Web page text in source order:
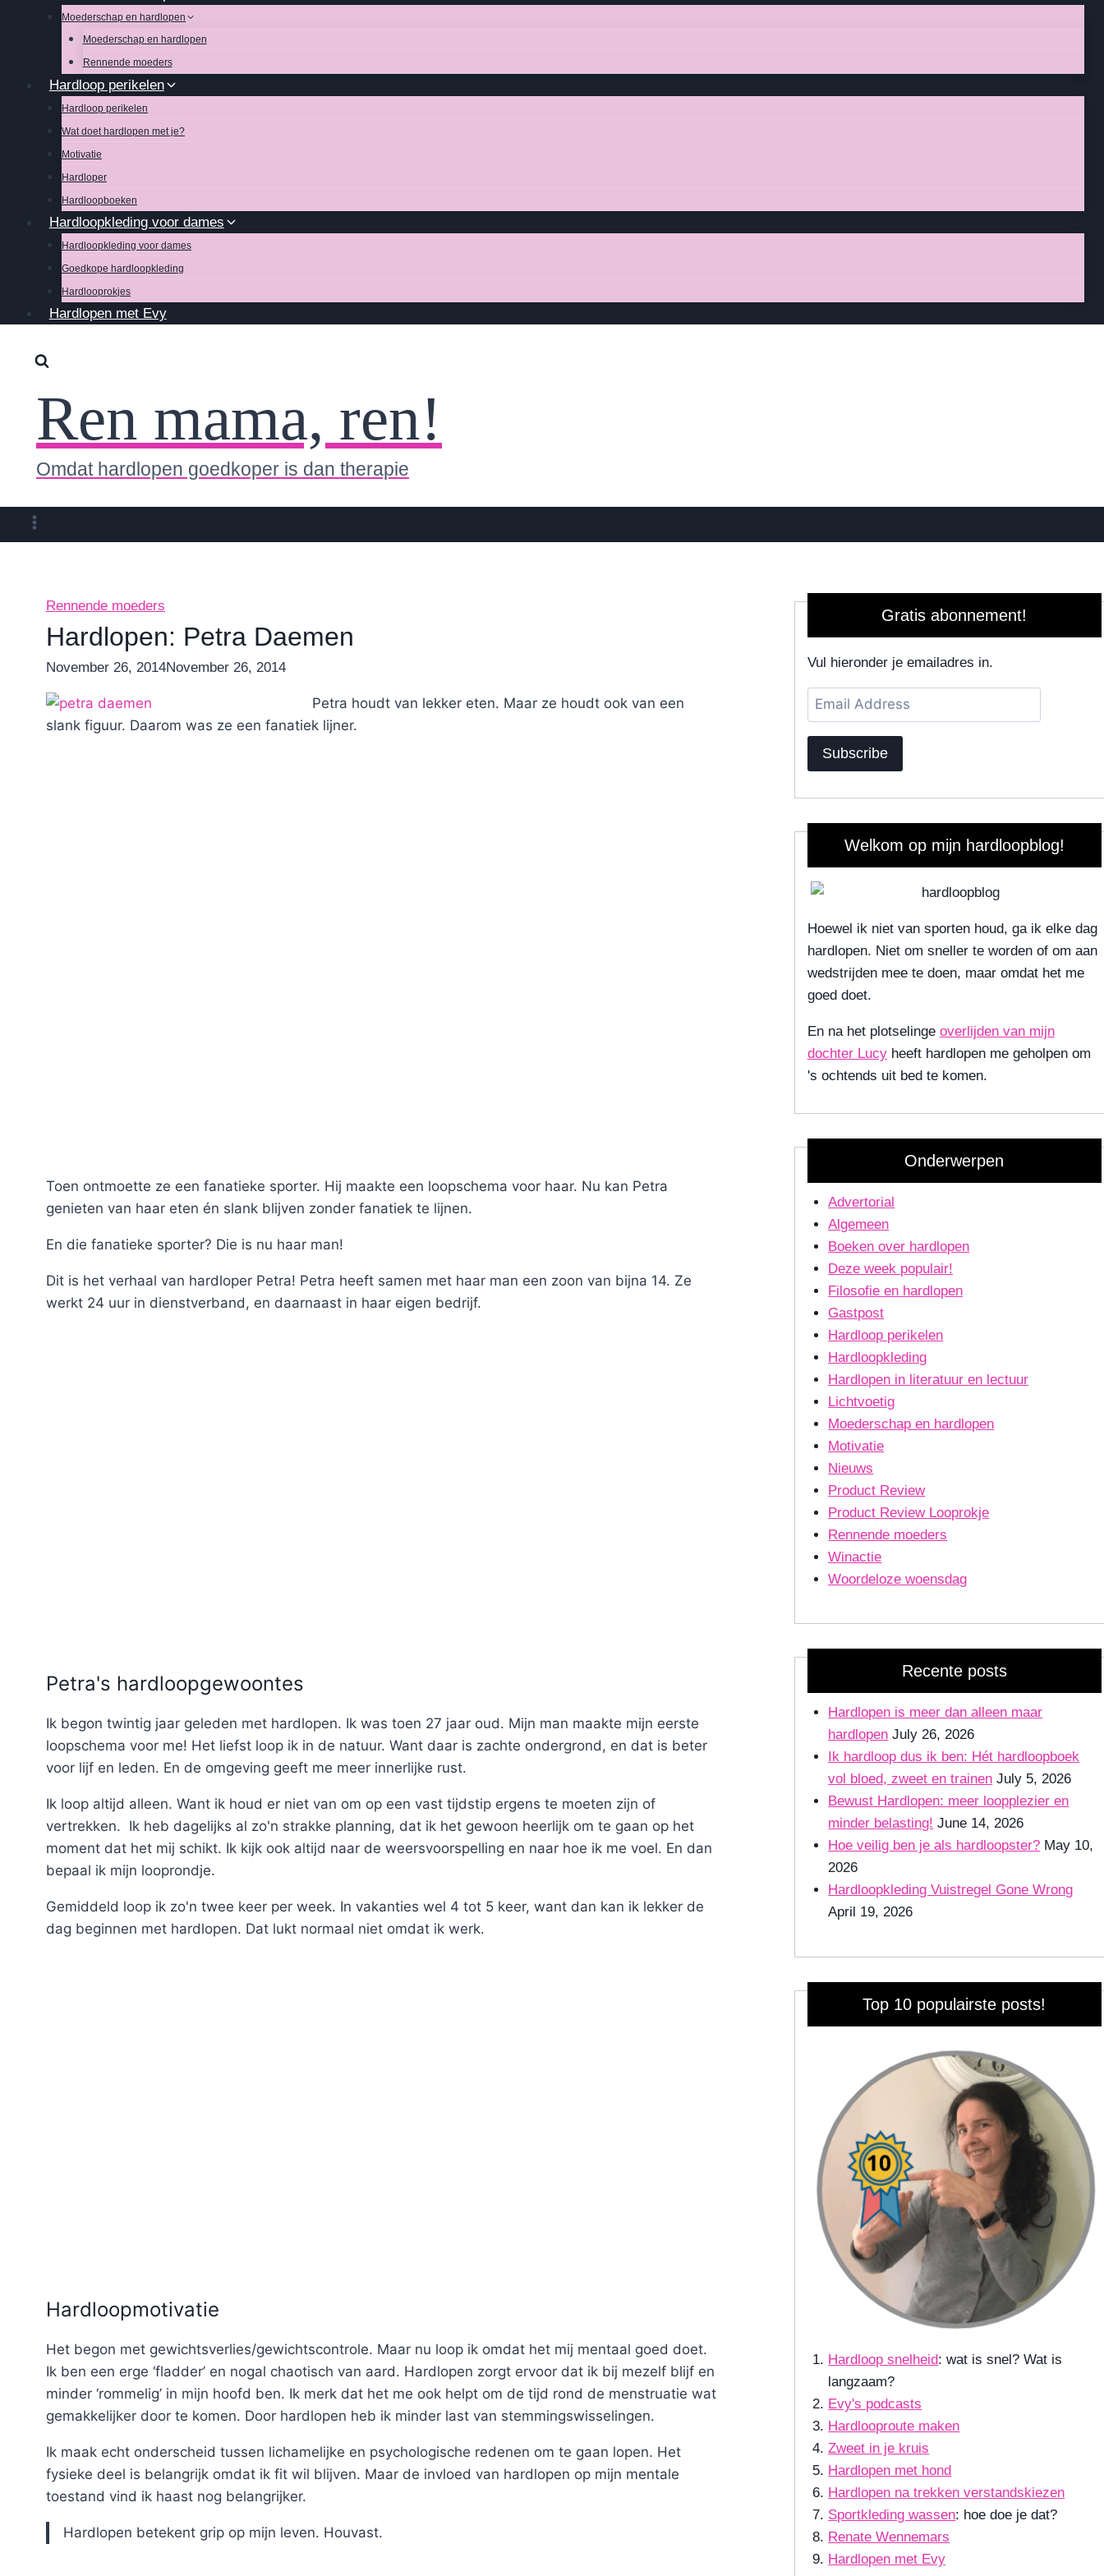
Moederschap en hardlopen
Moederschap en hardlopen
Rennende moeders
Hardloop perikelen
Hardloop perikelen
Wat doet hardlopen met je?
Motivatie
Hardloper
Hardloopboeken
Hardloopkleding voor dames
Hardloopkleding voor dames
Goedkope hardloopkleding
Hardlooprokjes
Hardlopen met Evy
Ren mama, ren!
Omdat hardlopen goedkoper is dan therapie
Rennende moeders
Hardlopen: Petra Daemen
ByNicole
November 26, 2014November 26, 2014
Petra houdt van lekker eten. Maar ze houdt ook van een
slank figuur. Daarom was ze een fanatiek lijner.
Toen ontmoette ze een fanatieke sporter. Hij maakte een loopschema voor haar. Nu kan Petra
genieten van haar eten én slank blijven zonder fanatiek te lijnen.
En die fanatieke sporter? Die is nu haar man!
Dit is het verhaal van hardloper Petra! Petra heeft samen met haar man een zoon van bijna 14. Ze
werkt 24 uur in dienstverband, en daarnaast in haar eigen bedrijf.
Petra's hardloopgewoontes
Ik begon twintig jaar geleden met hardlopen. Ik was toen 27 jaar oud. Mijn man maakte mijn eerste
loopschema voor me! Het liefst loop ik in de natuur. Want daar is zachte ondergrond, en dat is beter
voor lijf en leden. En de omgeving geeft me meer innerlijke rust.
Ik loop altijd alleen. Want ik houd er niet van om op een vast tijdstip ergens te moeten zijn of
vertrekken. Ik heb dagelijks al zo'n strakke planning, dat ik het gewoon heerlijk om te gaan op het
moment dat het mij schikt. Ik kijk ook altijd naar de weersvoorspelling en naar hoe ik me voel. En dan
bepaal ik mijn looprondje.
Gemiddeld loop ik zo'n twee keer per week. In vakanties wel 4 tot 5 keer, want dan kan ik lekker de
dag beginnen met hardlopen. Dat lukt normaal niet omdat ik werk.
Hardloopmotivatie
Het begon met gewichtsverlies/gewichtscontrole. Maar nu loop ik omdat het mij mentaal goed doet.
Ik ben een erge ‘fladder’ en nogal chaotisch van aard. Hardlopen zorgt ervoor dat ik bij mezelf blijf en
minder ‘rommelig’ in mijn hoofd ben. Ik merk dat het me ook helpt om de tijd rond de menstruatie wat
gemakkelijker door te komen. Door hardlopen heb ik minder last van stemmingswisselingen.
Ik maak echt onderscheid tussen lichamelijke en psychologische redenen om te gaan lopen. Het
fysieke deel is belangrijk omdat ik fit wil blijven. Maar de invloed van hardlopen op mijn mentale
toestand vind ik haast nog belangrijker.
Hardlopen betekent grip op mijn leven. Houvast.
Gratis abonnement!
Vul hieronder je emailadres in.
Email
Address
Subscribe
Welkom op mijn hardloopblog!
Hoewel ik niet van sporten houd, ga ik elke dag
hardlopen. Niet om sneller te worden of om aan
wedstrijden mee te doen, maar omdat het me
goed doet.
En na het plotselinge overlijden van mijn
dochter Lucyheeft hardlopen me geholpen om
's ochtends uit bed te komen.
Onderwerpen
Advertorial
Algemeen
Boeken over hardlopen
Deze week populair!
Filosofie en hardlopen
Gastpost
Hardloop perikelen
Hardloopkleding
Hardlopen in literatuur en lectuur
Lichtvoetig
Moederschap en hardlopen
Motivatie
Nieuws
Product Review
Product Review Looprokje
Rennende moeders
Winactie
Woordeloze woensdag
Recente posts
Hardlopen is meer dan alleen maar
hardlopen July 26, 2026
Ik hardloop dus ik ben: Hét hardloopboek
vol bloed, zweet en trainen July 5, 2026
Bewust Hardlopen: meer loopplezier en
minder belasting! June 14, 2026
Hoe veilig ben je als hardloopster? May 10,
2026
Hardloopkleding Vuistregel Gone Wrong
April 19, 2026
Top 10 populairste posts!
Hardloop snelheid: wat is snel? Wat is
langzaam?
Evy's podcasts
Hardlooproute maken
Zweet in je kruis
Hardlopen met hond
Hardlopen na trekken verstandskiezen
Sportkleding wassen: hoe doe je dat?
Renate Wennemars
Hardlopen met Evy